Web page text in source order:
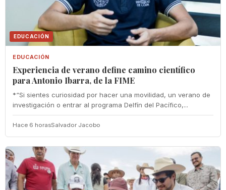
EDUCACIÓN
EDUCACIÓN
Experiencia de verano define camino científico
para Antonio Ibarra, de la FIME
*“Si sientes curiosidad por hacer una movilidad, un verano de
investigación o entrar al programa Delfín del Pacífico,...
Hace 6 horasSalvador Jacobo